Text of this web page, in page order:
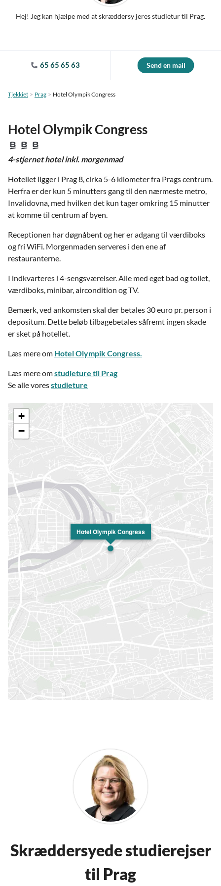
Hej! Jeg kan hjælpe med at skræddersy jeres studietur til Prag.
65 65 65 63 Send en mail
Tjekkiet Prag Hotel Olympik Congress
Hotel Olympik Congress
4-stjernet hotel inkl. morgenmad
Hotellet ligger i Prag 8, cirka 5-6 kilometer fra Prags centrum.
Herfra er der kun 5 minutters gang til den nærmeste metro,
Invalidovna, med hvilken det kun tager omkring 15 minutter
at komme til centrum af byen.
Receptionen har døgnåbent og her er adgang til værdiboks
og fri WiFi. Morgenmaden serveres i den ene af
restauranterne.
I indkvarteres i 4-sengsværelser. Alle med eget bad og toilet,
værdiboks, minibar, aircondition og TV.
Bemærk, ved ankomsten skal der betales 30 euro pr. person i
depositum. Dette beløb tilbagebetales såfremt ingen skade
er sket på hotellet.
Læs mere om Hotel Olympik Congress.
Læs mere omstudieture til Prag
Se alle voresstudieture
Hotel Olympik Congress
+
−
Skræddersyede studierejser
til Prag